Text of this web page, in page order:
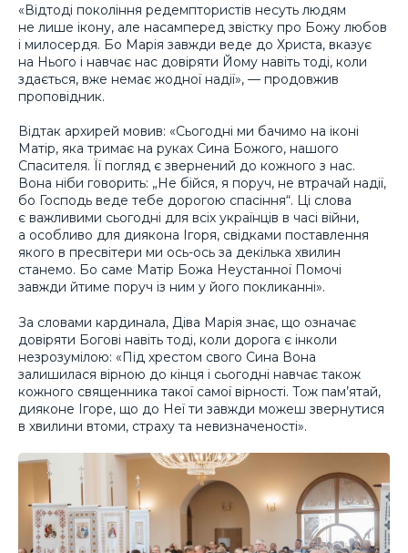
«Відтоді покоління редемптористів несуть людям
не лише ікону, але насамперед звістку про Божу любов
і милосердя. Бо Марія завжди веде до Христа, вказує
на Нього і навчає нас довіряти Йому навіть тоді, коли
здається, вже немає жодної надії», — продовжив
проповідник.
Відтак архирей мовив: «Сьогодні ми бачимо на іконі
Матір, яка тримає на руках Сина Божого, нашого
Спасителя. Її погляд є звернений до кожного з нас.
Вона ніби говорить: „Не бійся, я поруч, не втрачай надії,
бо Господь веде тебе дорогою спасіння“. Ці слова
є важливими сьогодні для всіх українців в часі війни,
а особливо для диякона Ігоря, свідками поставлення
якого в пресвітери ми ось-ось за декілька хвилин
станемо. Бо саме Матір Божа Неустанної Помочі
завжди йтиме поруч із ним у його покликанні».
За словами кардинала, Діва Марія знає, що означає
довіряти Богові навіть тоді, коли дорога є інколи
незрозумілою: «Під хрестом свого Сина Вона
залишилася вірною до кінця і сьогодні навчає також
кожного священника такої самої вірності. Тож пам’ятай,
дияконе Ігоре, що до Неї ти завжди можеш звернутися
в хвилини втоми, страху та невизначеності».